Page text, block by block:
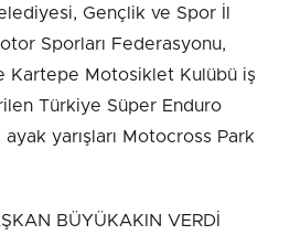
Gençlik ve Spor İl
Sporları Federasyonu,
Kartepe Motosiklet Kulübü iş
Türkiye Süper Enduro
ayak yarışları Motocross Park
BÜYÜKAKIN VERDİ